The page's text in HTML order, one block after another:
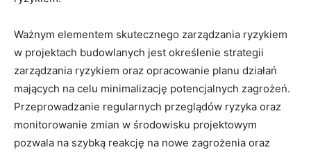
Ważnym elementem skutecznego zarządzania ⁣ryzykiem
w projektach budowlanych jest‌ określenie strategii
zarządzania ryzykiem oraz opracowanie planu działań⁣
mających na celu minimalizację‍ potencjalnych zagrożeń.
Przeprowadzanie⁤ regularnych przeglądów ryzyka⁤ oraz
monitorowanie​ zmian⁣ w⁣ środowisku projektowym
pozwala na ⁤szybką reakcję na nowe zagrożenia oraz